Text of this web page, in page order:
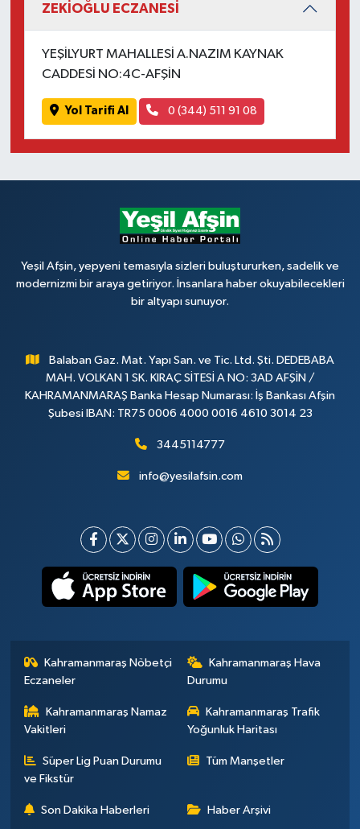
ZEKİOĞLU ECZANESİ
YEŞİLYURT MAHALLESİ A.NAZIM KAYNAK
CADDESİ NO:4C-AFŞİN
Yol Tarifi Al 0 (344) 511 91 08
Yeşil Afşin, yepyeni temasıyla sizleri buluştururken, sadelik ve
modernizmi bir araya getiriyor. İnsanlara haber okuyabilecekleri
bir altyapı sunuyor.
Balaban Gaz. Mat. Yapı San. ve Tic. Ltd. Şti. DEDEBABA
MAH. VOLKAN 1 SK. KIRAÇ SİTESİ A NO: 3AD AFŞİN /
KAHRAMANMARAŞ Banka Hesap Numarası: İş Bankası Afşin
Şubesi IBAN: TR75 0006 4000 0016 4610 3014 23
3445114777
info@yesilafsin.com
Kahramanmaraş Nöbetçi
Eczaneler
Kahramanmaraş Hava
Durumu
Kahramanmaraş Namaz
Vakitleri
Kahramanmaraş Trafik
Yoğunluk Haritası
Süper Lig Puan Durumu
ve Fikstür
Tüm Manşetler
Son Dakika Haberleri Haber Arşivi